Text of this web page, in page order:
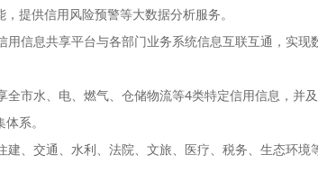
提供信用风险预警等大数据分析服务。
信息共享平台与各部门业务系统信息互联互通，实
市水、电、燃气、仓储物流等4类特定信用信息，并
系。
、交通、水利、法院、文旅、医疗、税务、生态环